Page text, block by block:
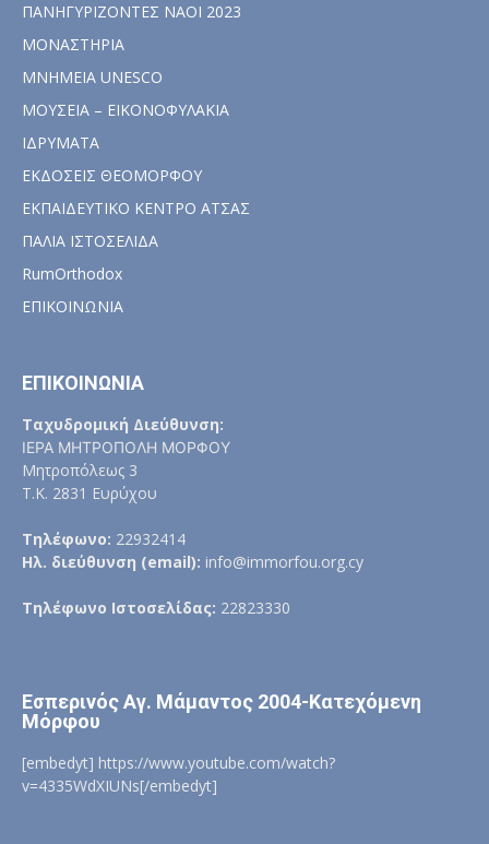
ΠΑΝΗΓΥΡΙΖΟΝΤΕΣ ΝΑΟΙ 2023
ΜΟΝΑΣΤΗΡΙΑ
ΜΝΗΜΕΙΑ UNESCO
ΜΟΥΣΕΙΑ – ΕΙΚΟΝΟΦΥΛΑΚΙΑ
ΙΔΡΥΜΑΤΑ
ΕΚΔΟΣΕΙΣ ΘΕΟΜΟΡΦΟΥ
ΕΚΠΑΙΔΕΥΤΙΚΟ ΚΕΝΤΡΟ ΑΤΣΑΣ
ΠΑΛΙΑ ΙΣΤΟΣΕΛΙΔΑ
RumOrthodox
ΕΠΙΚΟΙΝΩΝΙΑ
ΕΠΙΚΟΙΝΩΝΙΑ
Ταχυδρομική Διεύθυνση:
ΙΕΡΑ ΜΗΤΡΟΠΟΛΗ ΜΟΡΦΟΥ
Μητροπόλεως 3
Τ.Κ. 2831 Ευρύχου
Τηλέφωνο: 22932414
Ηλ. διεύθυνση (email): info@immorfou.org.cy
Τηλέφωνο Ιστοσελίδας: 22823330
Εσπερινός Αγ. Μάμαντος 2004-Κατεχόμενη
Μόρφου
[embedyt] https://www.youtube.com/watch?
v=4335WdXIUNs[/embedyt]